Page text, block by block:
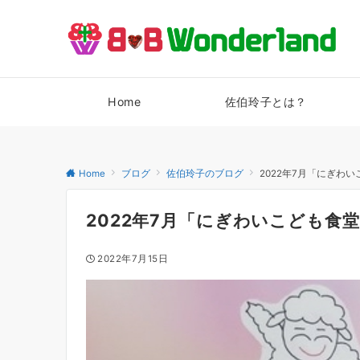
Home 佐伯玲子とは？
Home ブログ 佐伯玲子のブログ 2022年7月「にぎわい
2022年7月「にぎわいこども食
2022年7月15日